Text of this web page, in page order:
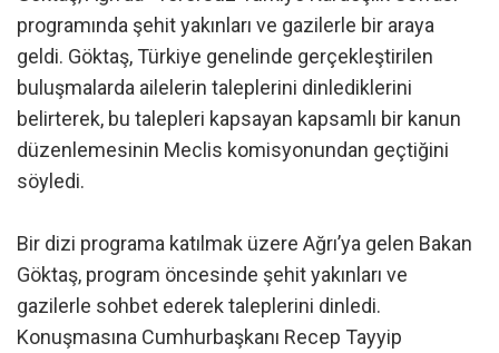
programında şehit yakınları ve gazilerle bir araya
geldi. Göktaş, Türkiye genelinde gerçekleştirilen
buluşmalarda ailelerin taleplerini dinlediklerini
belirterek, bu talepleri kapsayan kapsamlı bir kanun
düzenlemesinin Meclis komisyonundan geçtiğini
söyledi.
Bir dizi programa katılmak üzere Ağrı’ya gelen Bakan
Göktaş, program öncesinde şehit yakınları ve
gazilerle sohbet ederek taleplerini dinledi.
Konuşmasına Cumhurbaşkanı Recep Tayyip